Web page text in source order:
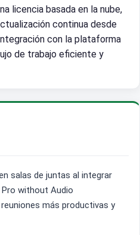
licencia basada en la nube,
continua desde
con la plataforma
de trabajo eficiente y
salas de juntas al integrar
without Audio
más productivas y